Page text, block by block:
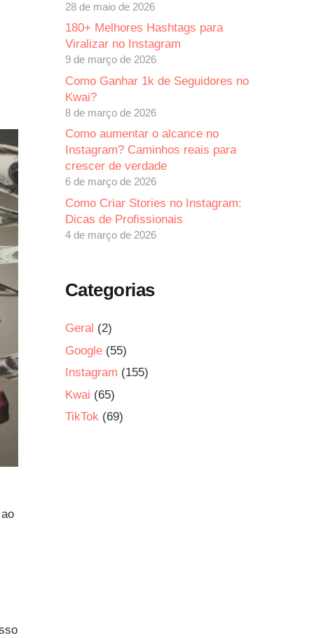
28 de maio de 2026
180+ Melhores Hashtags para
Viralizar no Instagram
9 de março de 2026
Como Ganhar 1k de Seguidores no
Kwai?
8 de março de 2026
Como aumentar o alcance no
Instagram? Caminhos reais para
crescer de verdade
6 de março de 2026
Como Criar Stories no Instagram:
Dicas de Profissionais
4 de março de 2026
Categorias
Geral (2)
Google(55)
Instagram (155)
Kwai (65)
TikTok(69)